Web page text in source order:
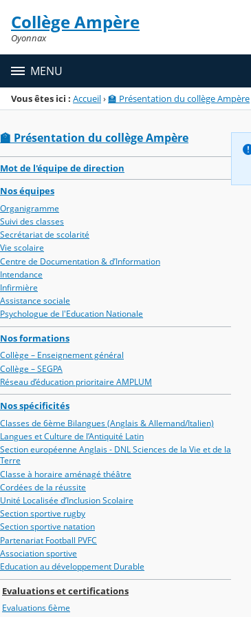
Menu de la rubrique
Contenu
Collège Ampère
Oyonnax
MENU
Vous êtes ici : Accueil›🏫 Présentation du collège Ampère
🏫 Présentation du collège Ampère
Mot de l'équipe de direction
Nos équipes
Organigramme
Suivi des classes
Secrétariat de scolarité
Vie scolaire
Centre de Documentation & d’Information
Intendance
Infirmière
Assistance sociale
Psychologue de l'Education Nationale
Nos formations
Collège – Enseignement général
Collège – SEGPA
Réseau d’éducation prioritaire AMPLUM
Nos spécificités
Classes de 6ème Bilangues (Anglais & Allemand/Italien)
Langues et Culture de l’Antiquité Latin
Section européenne Anglais - DNL Sciences de la Vie et de la
Terre
Classe à horaire aménagé théâtre
Cordées de la réussite
Unité Localisée d’Inclusion Scolaire
Section sportive rugby
Section sportive natation
Partenariat Football PVFC
Association sportive
Education au développement Durable
Evaluations et certifications
Evaluations 6ème